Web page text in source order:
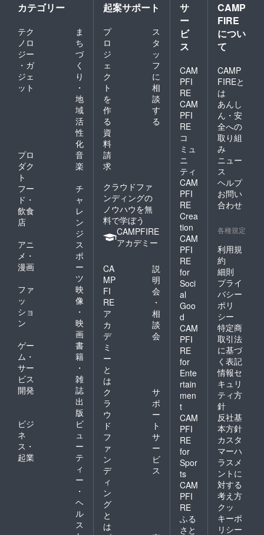
カテゴリー
テク
ノロ
ジー
・ガ
ジェ
ット
ま
ち
づ
く
り
・
地
域
活
性
化
プロ
ダク
ト
音
楽
フー
ド・
飲食
店
チ
ャ
レ
ン
ジ
アニ
メ・
漫画
ス
ポ
ー
ツ
ファ
ッ
ショ
ン
映
像
・
映
画
ゲー
ム・
サー
ビス
開発
書
籍
・
雑
誌
出
版
ビジ
ネ
ス・
起業
ビ
ュ
ー
テ
ィ
ー
・
ヘ
ル
ス
起案サポート
プ
ロ
ジ
ェ
ク
ト
を
作
る
ス
タ
ッ
フ
に
相
談
す
る
資
料
請
求
クラウドファ
ンディングの
ノウハウを無
料で学ぼう
CAMPFIRE
アカデミー
CA
MP
FI
RE
ア
カ
デ
ミ
ー
と
は
説
明
会
・
相
談
会
ク
ラ
ウ
ド
フ
ァ
ン
デ
ィ
ン
グ
と
は
サ
ポ
ー
ト
サ
ー
ビ
ス
サ
ー
ビ
ス
CAM
PFI
RE
CAM
PFI
RE
コ
ミュ
ニ
ティ
CAM
PFI
RE
Crea
tion
CAM
PFI
RE
for
Soci
al
Goo
d
CAM
PFI
RE
for
Ente
rtain
men
t
CAM
PFI
RE
for
Spor
ts
CAM
PFI
RE
ふる
さと
CAMP
FIRE
につい
て
CAMP
FIREと
は
あんし
ん・安
全への
取り組
み
ニュー
ス
ヘルプ
お問い
合わせ
各種規定
利用規
約
細則
プライ
バシー
ポリ
シー
特定商
取引法
に基づ
く表記
情報セ
キュリ
ティ方
針
反社基
本方針
カスタ
マーハ
ラスメ
ントに
対する
考え方
クッ
キーポ
リシー